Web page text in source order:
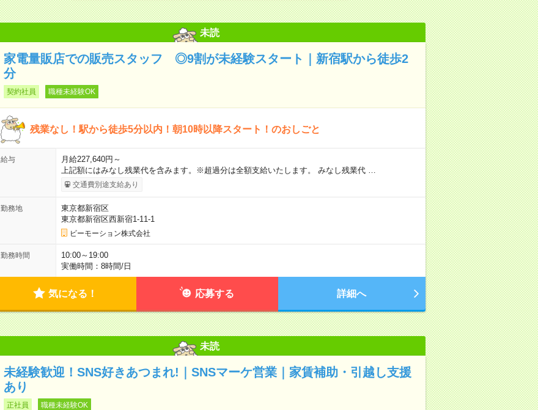
未読
家電量販店での販売スタッフ ◎9割が未経験スタート｜新宿駅から徒歩2
分
契約社員 職種未経験OK
残業なし！駅から徒歩5分以内！朝10時以降スタート！のおしごと
給与
月給227,640円～
上記額にはみなし残業代を含みます。※超過分は全額支給いたします。 みなし残業代 …
交通費別途支給あり
勤務地
東京都新宿区
東京都新宿区西新宿1-11-1
ビーモーション株式会社
勤務時間
10:00～19:00
実働時間：8時間/日
気になる！ 応募する 詳細へ
未読
未経験歓迎！SNS好きあつまれ!｜SNSマーケ営業｜家賃補助・引越し支援
あり
正社員 職種未経験OK